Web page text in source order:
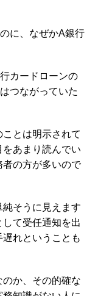
に、なぜかA銀行
カードローンの
つながっていた
とは明示されて
あまり読んでい
の方が多いので
そうに見えます
て受任通知を出
れということも
か、その的確な